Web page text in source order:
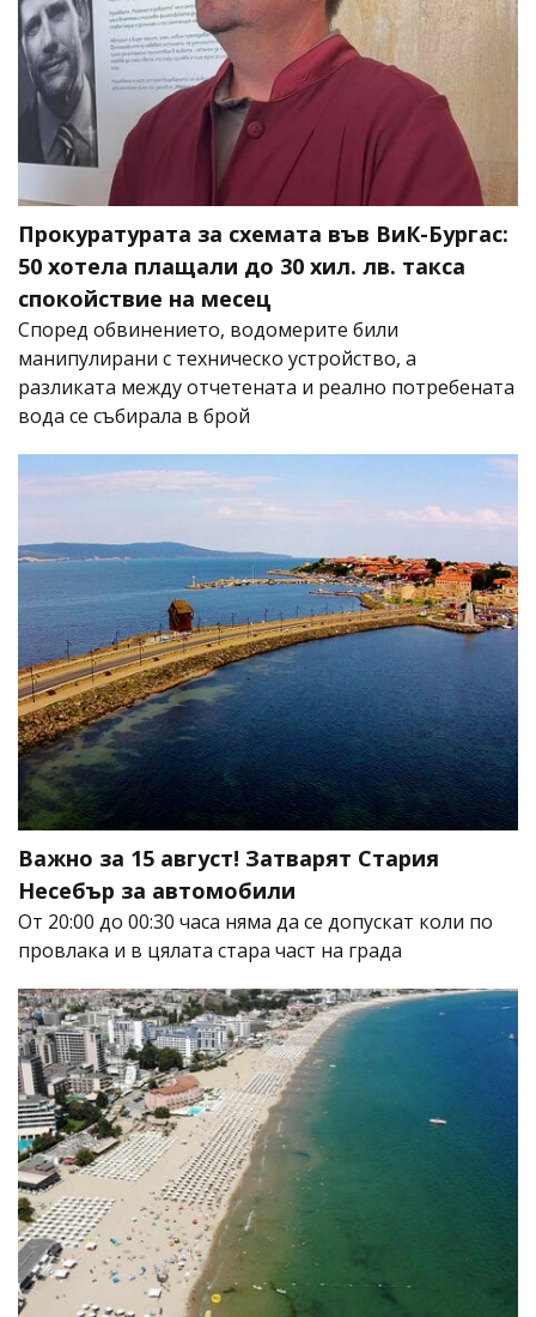
Прокуратурата за схемата във ВиК-Бургас:
50 хотела плащали до 30 хил. лв. такса
спокойствие на месец
Според обвинението, водомерите били
манипулирани с техническо устройство, а
разликата между отчетената и реално потребената
вода се събирала в брой
Важно за 15 август! Затварят Стария
Несебър за автомобили
От 20:00 до 00:30 часа няма да се допускат коли по
провлака и в цялата стара част на града